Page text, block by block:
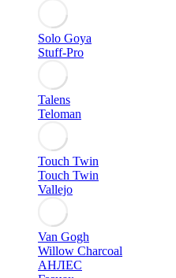
Solo Goya
Stuff-Pro
Talens
Teloman
Touch Twin
Touch Twin
Vallejo
Van Gogh
Willow Charcoal
АНЛЕС